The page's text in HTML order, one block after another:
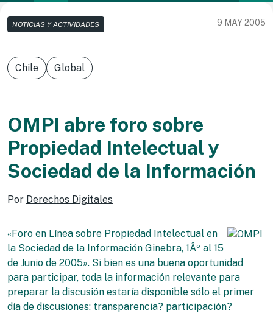
NOTICIAS Y ACTIVIDADES 9 MAY 2005
Chile Global
OMPI abre foro sobre
Propiedad Intelectual y
Sociedad de la Información
Por Derechos Digitales
«Foro en Línea sobre Propiedad Intelectual en
la Sociedad de la Información Ginebra, 1Âº al 15
de Junio de 2005». Si bien es una buena oportunidad
para participar, toda la información relevante para
preparar la discusión estaría disponible sólo el primer
día de discusiones: transparencia? participación?